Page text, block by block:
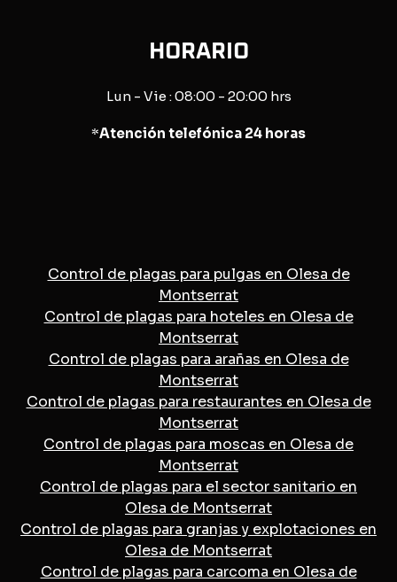
HORARIO
Lun - Vie : 08:00 - 20:00 hrs
*Atención telefónica 24 horas
Control de plagas para pulgas en Olesa de
Montserrat
Control de plagas para hoteles en Olesa de
Montserrat
Control de plagas para arañas en Olesa de
Montserrat
Control de plagas para restaurantes en Olesa de
Montserrat
Control de plagas para moscas en Olesa de
Montserrat
Control de plagas para el sector sanitario en
Olesa de Montserrat
Control de plagas para granjas y explotaciones en
Olesa de Montserrat
Control de plagas para carcoma en Olesa de